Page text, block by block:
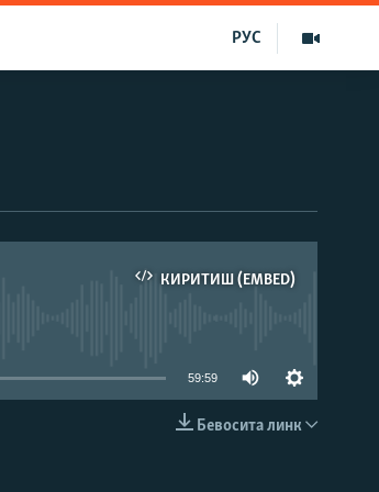
РУС
КИРИТИШ (EMBED)
59:59
Бевосита линк